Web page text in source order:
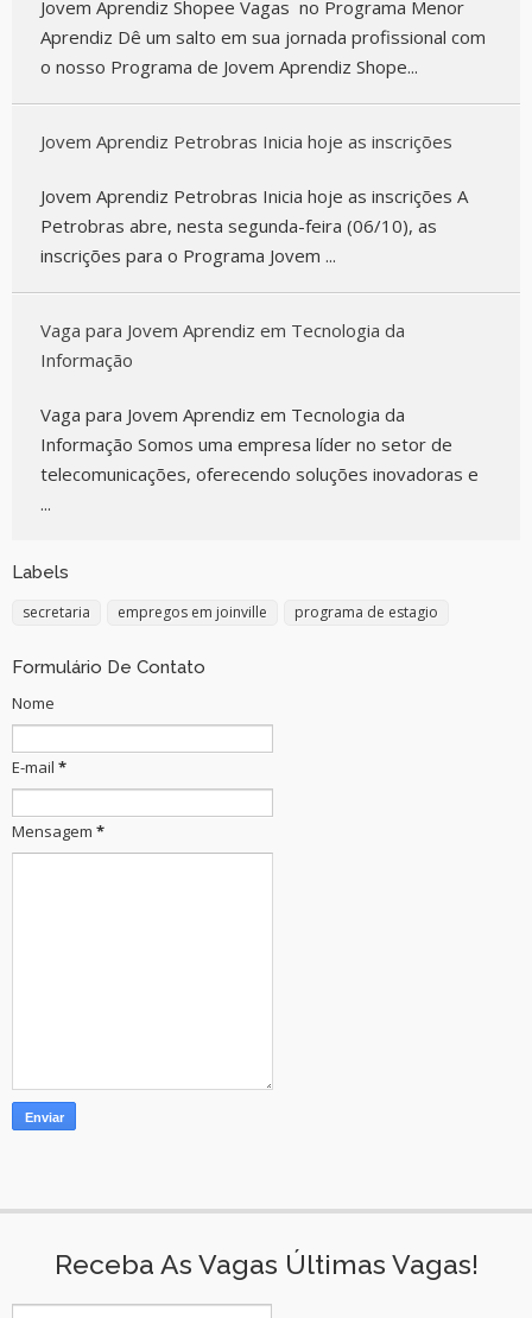
Jovem Aprendiz Shopee Vagas no Programa Menor
Aprendiz Dê um salto em sua jornada profissional com
o nosso Programa de Jovem Aprendiz Shope...
Jovem Aprendiz Petrobras Inicia hoje as inscrições
Jovem Aprendiz Petrobras Inicia hoje as inscrições A
Petrobras abre, nesta segunda-feira (06/10), as
inscrições para o Programa Jovem ...
Vaga para Jovem Aprendiz em Tecnologia da
Informação
Vaga para Jovem Aprendiz em Tecnologia da
Informação Somos uma empresa líder no setor de
telecomunicações, oferecendo soluções inovadoras e
...
Labels
secretaria empregos em joinville programa de estagio
Formulário De Contato
Nome
E-mail *
Mensagem *
Receba As Vagas Últimas Vagas!